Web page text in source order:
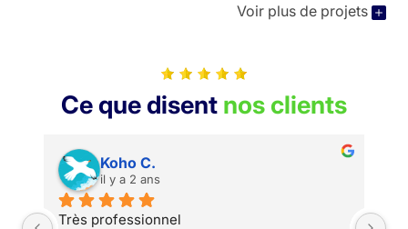
Voir plus de projets
Ce que disent nos clients
Koho C.
il y a 2 ans
Très professionnel